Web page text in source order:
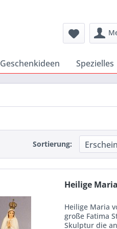
Geschenkideen Spezielles
Sortierung:
Heilige
Heilige Maria
große Fatima
Skulptur die